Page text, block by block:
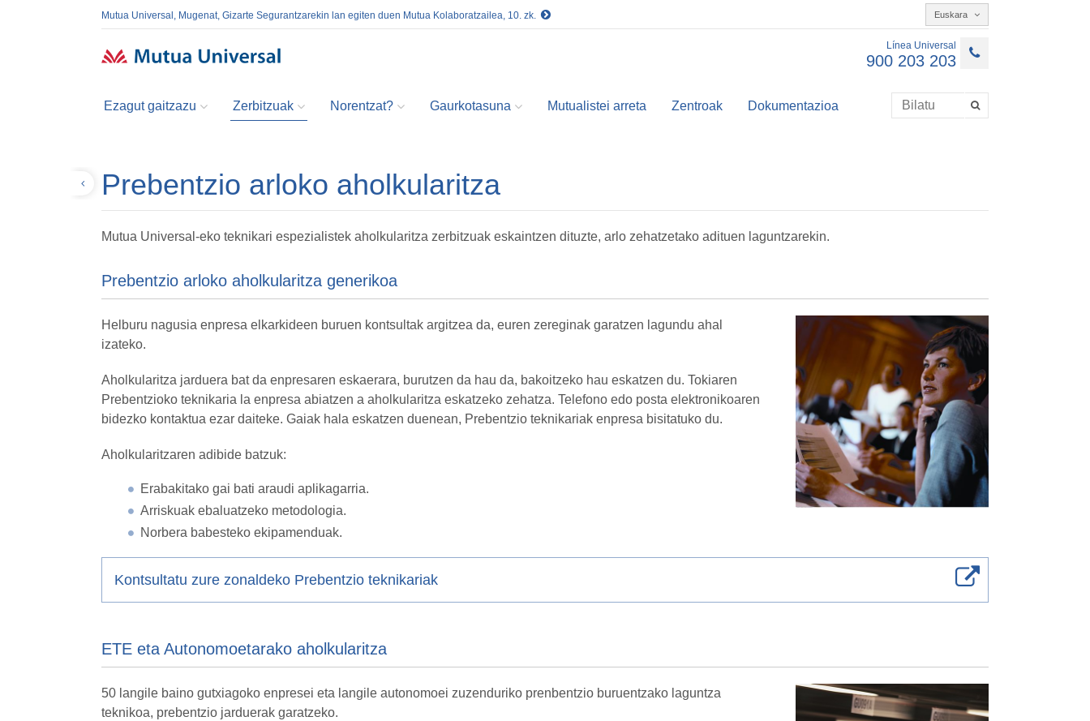
Mutua Universal, Mugenat, Gizarte Segurantzarekin lan egiten duen Mutua Kolaboratzailea, 10. zk. Euskara
Línea Universal
900 203 203
Ezagut gaitzazu Zerbitzuak Norentzat? Gaurkotasuna Mutualistei arreta Zentroak Dokumentazioa
Prebentzio arloko aholkularitza
Mutua Universal-eko teknikari espezialistek aholkularitza zerbitzuak eskaintzen dituzte, arlo zehatzetako adituen laguntzarekin.
Prebentzio arloko aholkularitza generikoa
Helburu nagusia enpresa elkarkideen buruen kontsultak argitzea da, euren zereginak garatzen lagundu ahal
izateko.
Aholkularitza jarduera bat da enpresaren eskaerara, burutzen da hau da, bakoitzeko hau eskatzen du. Tokiaren
Prebentzioko teknikaria la enpresa abiatzen a aholkularitza eskatzeko zehatza. Telefono edo posta elektronikoaren
bidezko kontaktua ezar daiteke. Gaiak hala eskatzen duenean, Prebentzio teknikariak enpresa bisitatuko du.
Aholkularitzaren adibide batzuk:
Erabakitako gai bati araudi aplikagarria.
Arriskuak ebaluatzeko metodologia.
Norbera babesteko ekipamenduak.
Kontsultatu zure zonaldeko Prebentzio teknikariak
ETE eta Autonomoetarako aholkularitza
50 langile baino gutxiagoko enpresei eta langile autonomoei zuzenduriko prenbentzio buruentzako laguntza
teknikoa, prebentzio jarduerak garatzeko.